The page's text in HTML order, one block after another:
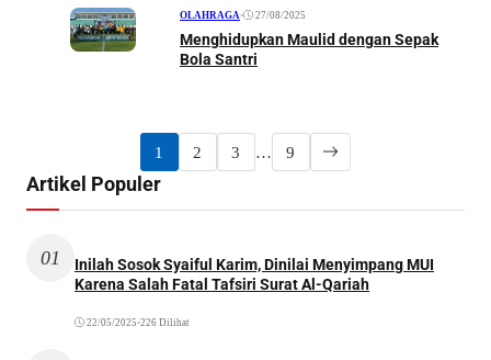
OLAHRAGA• 27/08/2025
Menghidupkan Maulid dengan Sepak
Bola Santri
1 2 3 … 9
Artikel Populer
01
Inilah Sosok Syaiful Karim, Dinilai Menyimpang MUI
Karena Salah Fatal Tafsiri Surat Al-Qariah
22/05/2025 •226 Dilihat